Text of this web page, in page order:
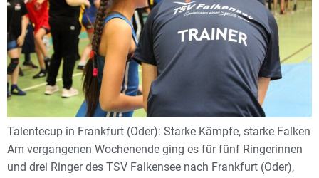
Talentecup in Frankfurt (Oder): Starke Kämpfe, starke Falken
Am vergangenen Wochenende ging es für fünf Ringerinnen
und drei Ringer des TSV Falkensee nach Frankfurt (Oder),